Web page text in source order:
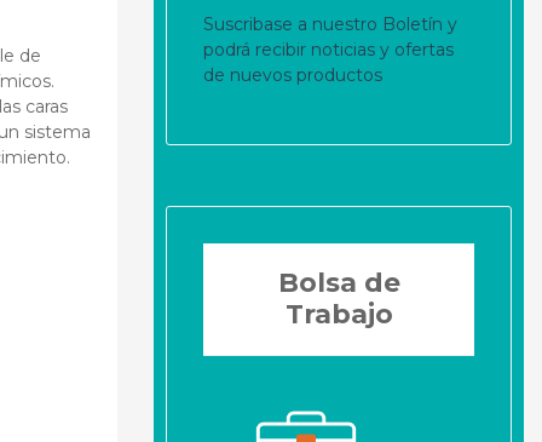
de
caras
sistema
Suscribase a nuestro Boletín y
podrá recibir noticias y ofertas
de nuevos productos
Bolsa de
Trabajo